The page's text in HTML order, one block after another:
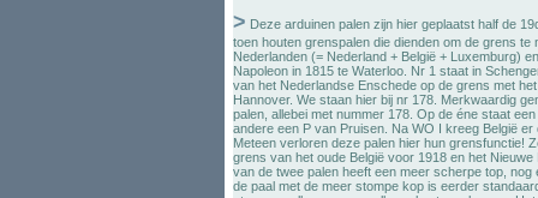
> Deze arduinen palen zijn hier geplaatst half de
toen houten grenspalen die dienden om de grens te
Nederlanden (= Nederland + België + Luxemburg)
Napoleon in 1815 te Waterloo. Nr 1 staat in
van het Nederlandse Enschede op de grens met
Hannover. We staan hier bij nr 178. Merkwaardig
palen, allebei met nummer 178. Op de éne staat
andere een P van Pruisen. Na WO I kreeg België
Meteen verloren deze palen hier hun grensfunctie!
grens van het oude België voor 1918 en het Nieuwe
van de twee palen heeft een meer scherpe top, nog
de paal met de meer stompe kop is eerder